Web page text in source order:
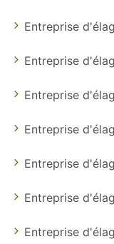
Entreprise
Entreprise
Entreprise
Entreprise
Entreprise
Entreprise
Entreprise